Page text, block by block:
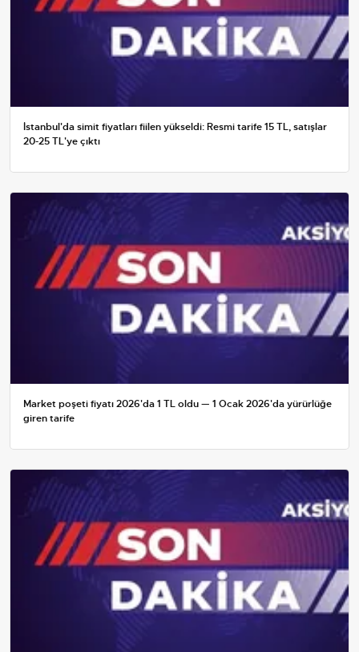
İstanbul'da simit fiyatları fiilen yükseldi: Resmi tarife 15 TL, satışlar
20-25 TL'ye çıktı
Market poşeti fiyatı 2026'da 1 TL oldu — 1 Ocak 2026'da yürürlüğe
giren tarife